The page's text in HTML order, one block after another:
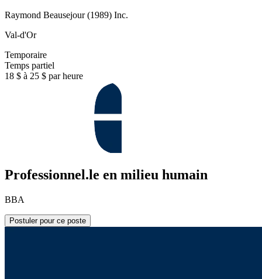
Raymond Beausejour (1989) Inc.
Val-d'Or
Temporaire
Temps partiel
18 $ à 25 $ par heure
Professionnel.le en milieu humain
BBA
Postuler pour ce poste